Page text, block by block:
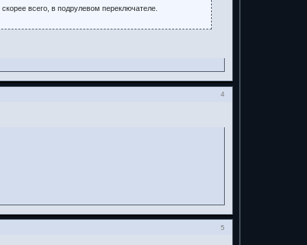
всего, в подрулевом переключателе.
4
5